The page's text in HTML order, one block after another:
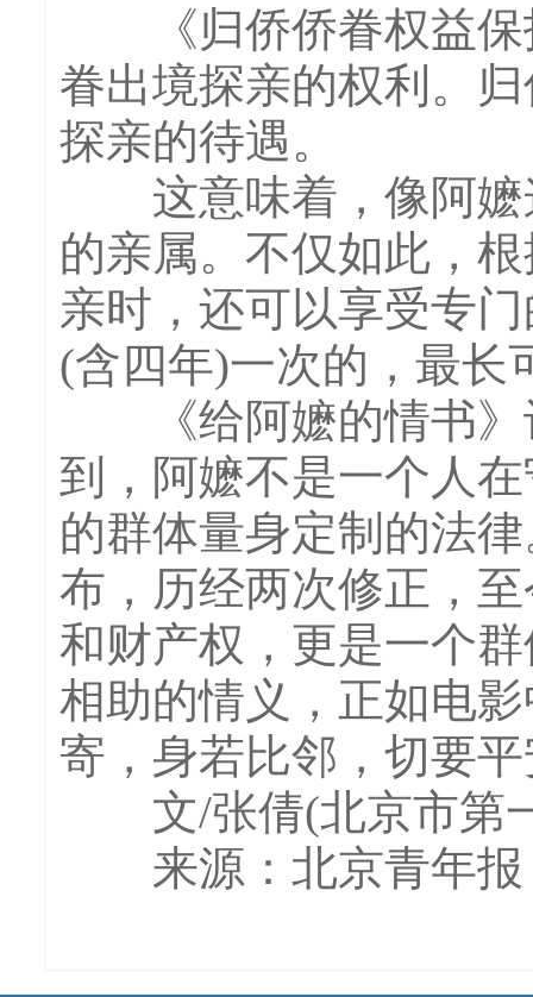
《归侨侨眷权益保
眷出境探亲的权利。
探亲的待遇。
这意味着，像阿嬷
的亲属。不仅如此，
亲时，还可以享受专
(含四年)一次的，最长
《给阿嬷的情书》
到，阿嬷不是一个人
的群体量身定制的法
布，历经两次修正，
和财产权，更是一个
相助的情义，正如电
寄，身若比邻，切要
文/张倩(北京市第
来源：北京青年报